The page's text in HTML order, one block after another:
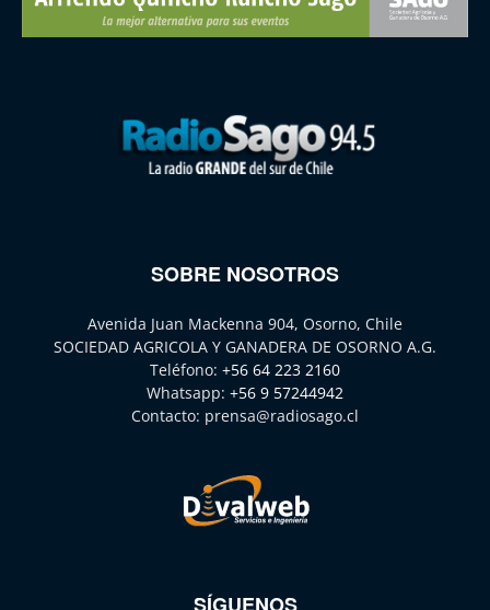
SOBRE NOSOTROS
Avenida Juan Mackenna 904, Osorno, Chile
SOCIEDAD AGRICOLA Y GANADERA DE OSORNO A.G.
Teléfono: +56 64 223 2160
Whatsapp: +56 9 57244942
Contacto: prensa@radiosago.cl
SÍGUENOS